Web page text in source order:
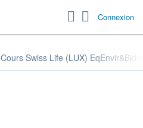
Connexion
Cours Swiss Life (LUX)